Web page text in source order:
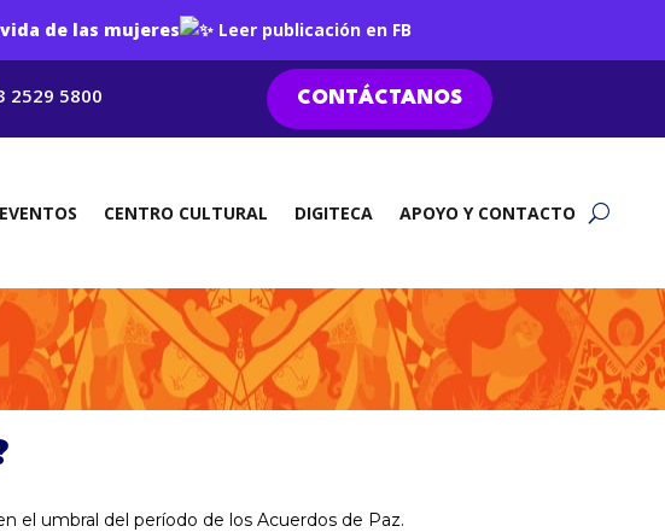
de las mujeres Leer publicación en FB
2529 5800 CONTÁCTANOS
CENTRO CULTURAL DIGITECA APOYO Y CONTACTO
el umbral del período de los Acuerdos de Paz.